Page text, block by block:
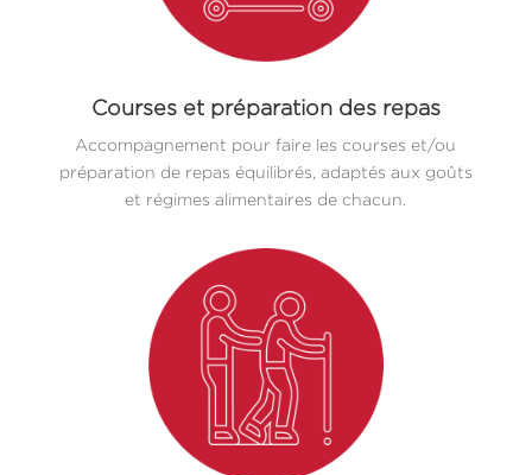
Courses et préparation des repas
Accompagnement pour faire les courses et/ou
préparation de repas équilibrés, adaptés aux goûts
et régimes alimentaires de chacun.